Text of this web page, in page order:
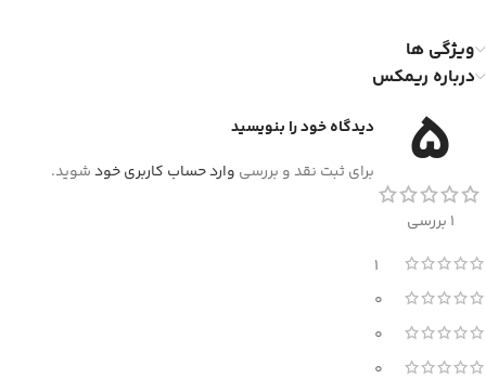
ویژگی ها
درباره ریمکس
5
1 بررسی
1
0
0
0
دیدگاه خود را بنویسید
برای ثبت نقد و بررسی وارد حساب کاربری خودشوید.